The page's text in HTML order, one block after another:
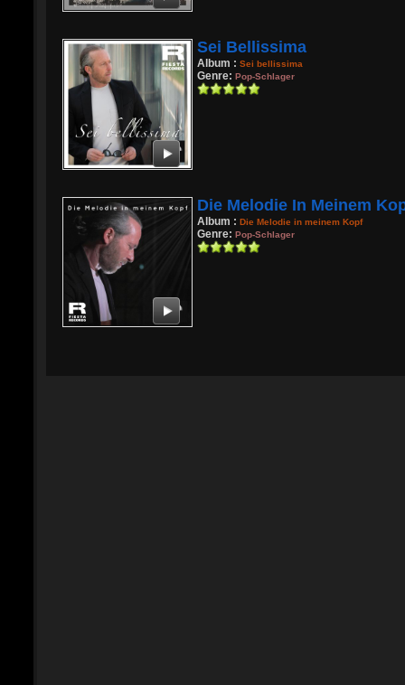
Sei Bellissima
Album : Sei bellissima
Genre: Pop-Schlager
Die Melodie In Meinem
Album : Die Melodie in meinem Kopf
Genre: Pop-Schlager